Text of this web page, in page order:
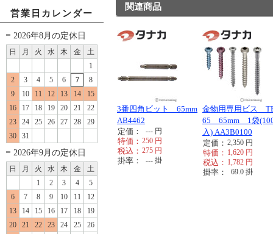
営業日カレンダー
2026年8月の定休日
日 月 火 水 木 金
土
1
2
3 4 5 6 7
8
9
10 11 12 13 14
15
16
17 18 19 20 21
22
23
24 25 26 27 28
29
30
31
2026年9月の定休日
日 月 火 水 木 金
土
1
2 3 4
5
6
7 8 9 10 11
12
13
14 15 16 17 18
19
20
21 22 23 24 25
26
関連商品
3番四角ビット 65mm
AB4462
定価：
--- 円
特価： 250 円
税込： 275 円
掛率： --- 掛
金物用専用ビス
65 65mm 1袋
入) AA3B0100
定価： 2,350 円
特価： 1,620 円
税込： 1,782 円
掛率： 69.0 掛